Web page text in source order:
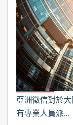
亞洲徵信對於
有專業人員派...